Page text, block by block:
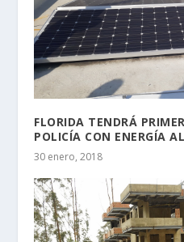
FLORIDA TENDRÁ
POLICÍA CON ENERGÍA
30 enero, 2018